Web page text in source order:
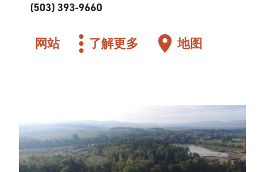
(503) 393-9660
网站 了解更多 地图